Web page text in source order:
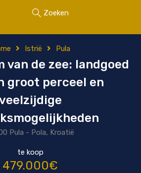
Zoeken
Istrië Pula
van de zee: landgoed
groot perceel en
Pula - Pola, Kroatië
te koop
479.000€